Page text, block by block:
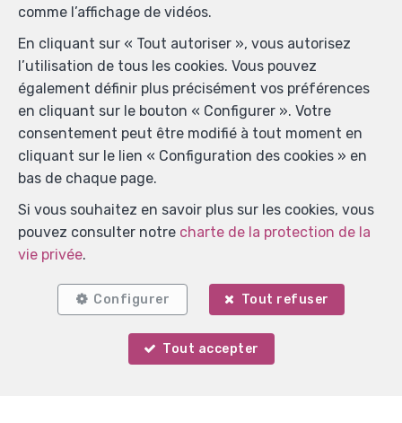
Votre agent
Localiser sur la carte
comme l’affichage de vidéos.
En cliquant sur « Tout autoriser », vous autorisez
l’utilisation de tous les cookies. Vous pouvez
également définir plus précisément vos préférences
en cliquant sur le bouton « Configurer ». Votre
consentement peut être modifié à tout moment en
cliquant sur le lien « Configuration des cookies » en
bas de chaque page.
Si vous souhaitez en savoir plus sur les cookies, vous
pouvez consulter notre charte de la protection de la
vie privée.
Configurer Tout refuser
Tout accepter